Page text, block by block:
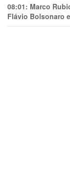
08:01: Marco
Flávio Bolsonaro